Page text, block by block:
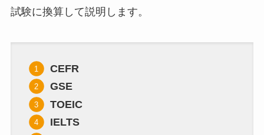
試験に換算して説明します。
CEFR
GSE
TOEIC
IELTS